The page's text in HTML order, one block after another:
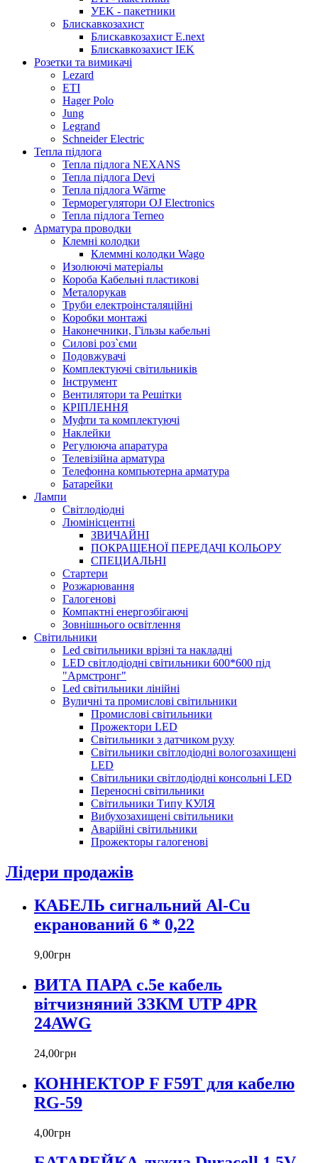
УEK - пакетники
Блискавкозахист
Блискавкозахист E.next
Блискавкозахист IEK
Розетки та вимикачі
Lezard
ETI
Hager Polo
Jung
Legrand
Sсhneider Electric
Тепла підлога
Тепла підлога NEXANS
Тепла підлога Devi
Тепла підлога Wärme
Терморегулятори OJ Electronics
Тепла підлога Terneo
Арматура проводки
Клемні колодки
Клеммні колодки Wago
Изолюючі матеріалы
Короба Кабельні пластикові
Металорукав
Труби електроінсталяційні
Коробки монтажі
Наконечники, Гільзы кабельні
Силові роз`єми
Подовжувачі
Комплектуючі світильників
Інструмент
Вентилятори та Решітки
КРІПЛЕННЯ
Муфти та комплектуючі
Наклейки
Регулююча апаратура
Телевізійна арматура
Телефонна компьютерна арматура
Батарейки
Лампи
Світлодіодні
Люмінісцентні
ЗВИЧАЙНІ
ПОКРАЩЕНОЇ ПЕРЕДАЧІ КОЛЬОРУ
СПЕЦИАЛЬНІ
Стартери
Розжарювання
Галогенові
Компактні енергозбігаючі
Зовнішнього освітлення
Світильники
Led світильники врізні та накладні
LED світлодіодні світильники 600*600 під
"Армстронг"
Led світильники лінійні
Вуличні та промислові світильники
Промислові світильники
Прожектори LED
Світильники з датчиком руху
Світильники світлодіодні вологозахищені
LED
Світильники світлодіодні консольні LED
Переносні світильники
Світильники Типу КУЛЯ
Вибухозахищені світильники
Аварійні світильники
Прожекторы галогенові
Лідери продажів
КАБЕЛЬ сигнальний Al-Cu
екранований 6 * 0,22
9,00грн
ВИТА ПАРА c.5е кабель
вітчизняний ЗЗКМ UTP 4PR
24AWG
24,00грн
КОННЕКТОР F F59T для кабелю
RG-59
4,00грн